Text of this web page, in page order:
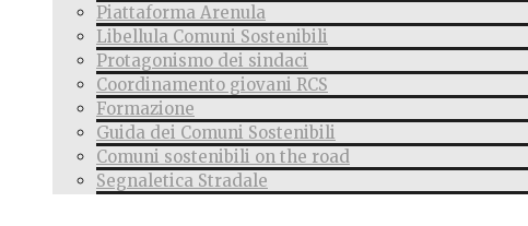
Piattaforma Arenula
Libellula Comuni Sostenibili
Protagonismo dei sindaci
Coordinamento giovani RCS
Formazione
Guida dei Comuni Sostenibili
Comuni sostenibili on the road
Segnaletica Stradale